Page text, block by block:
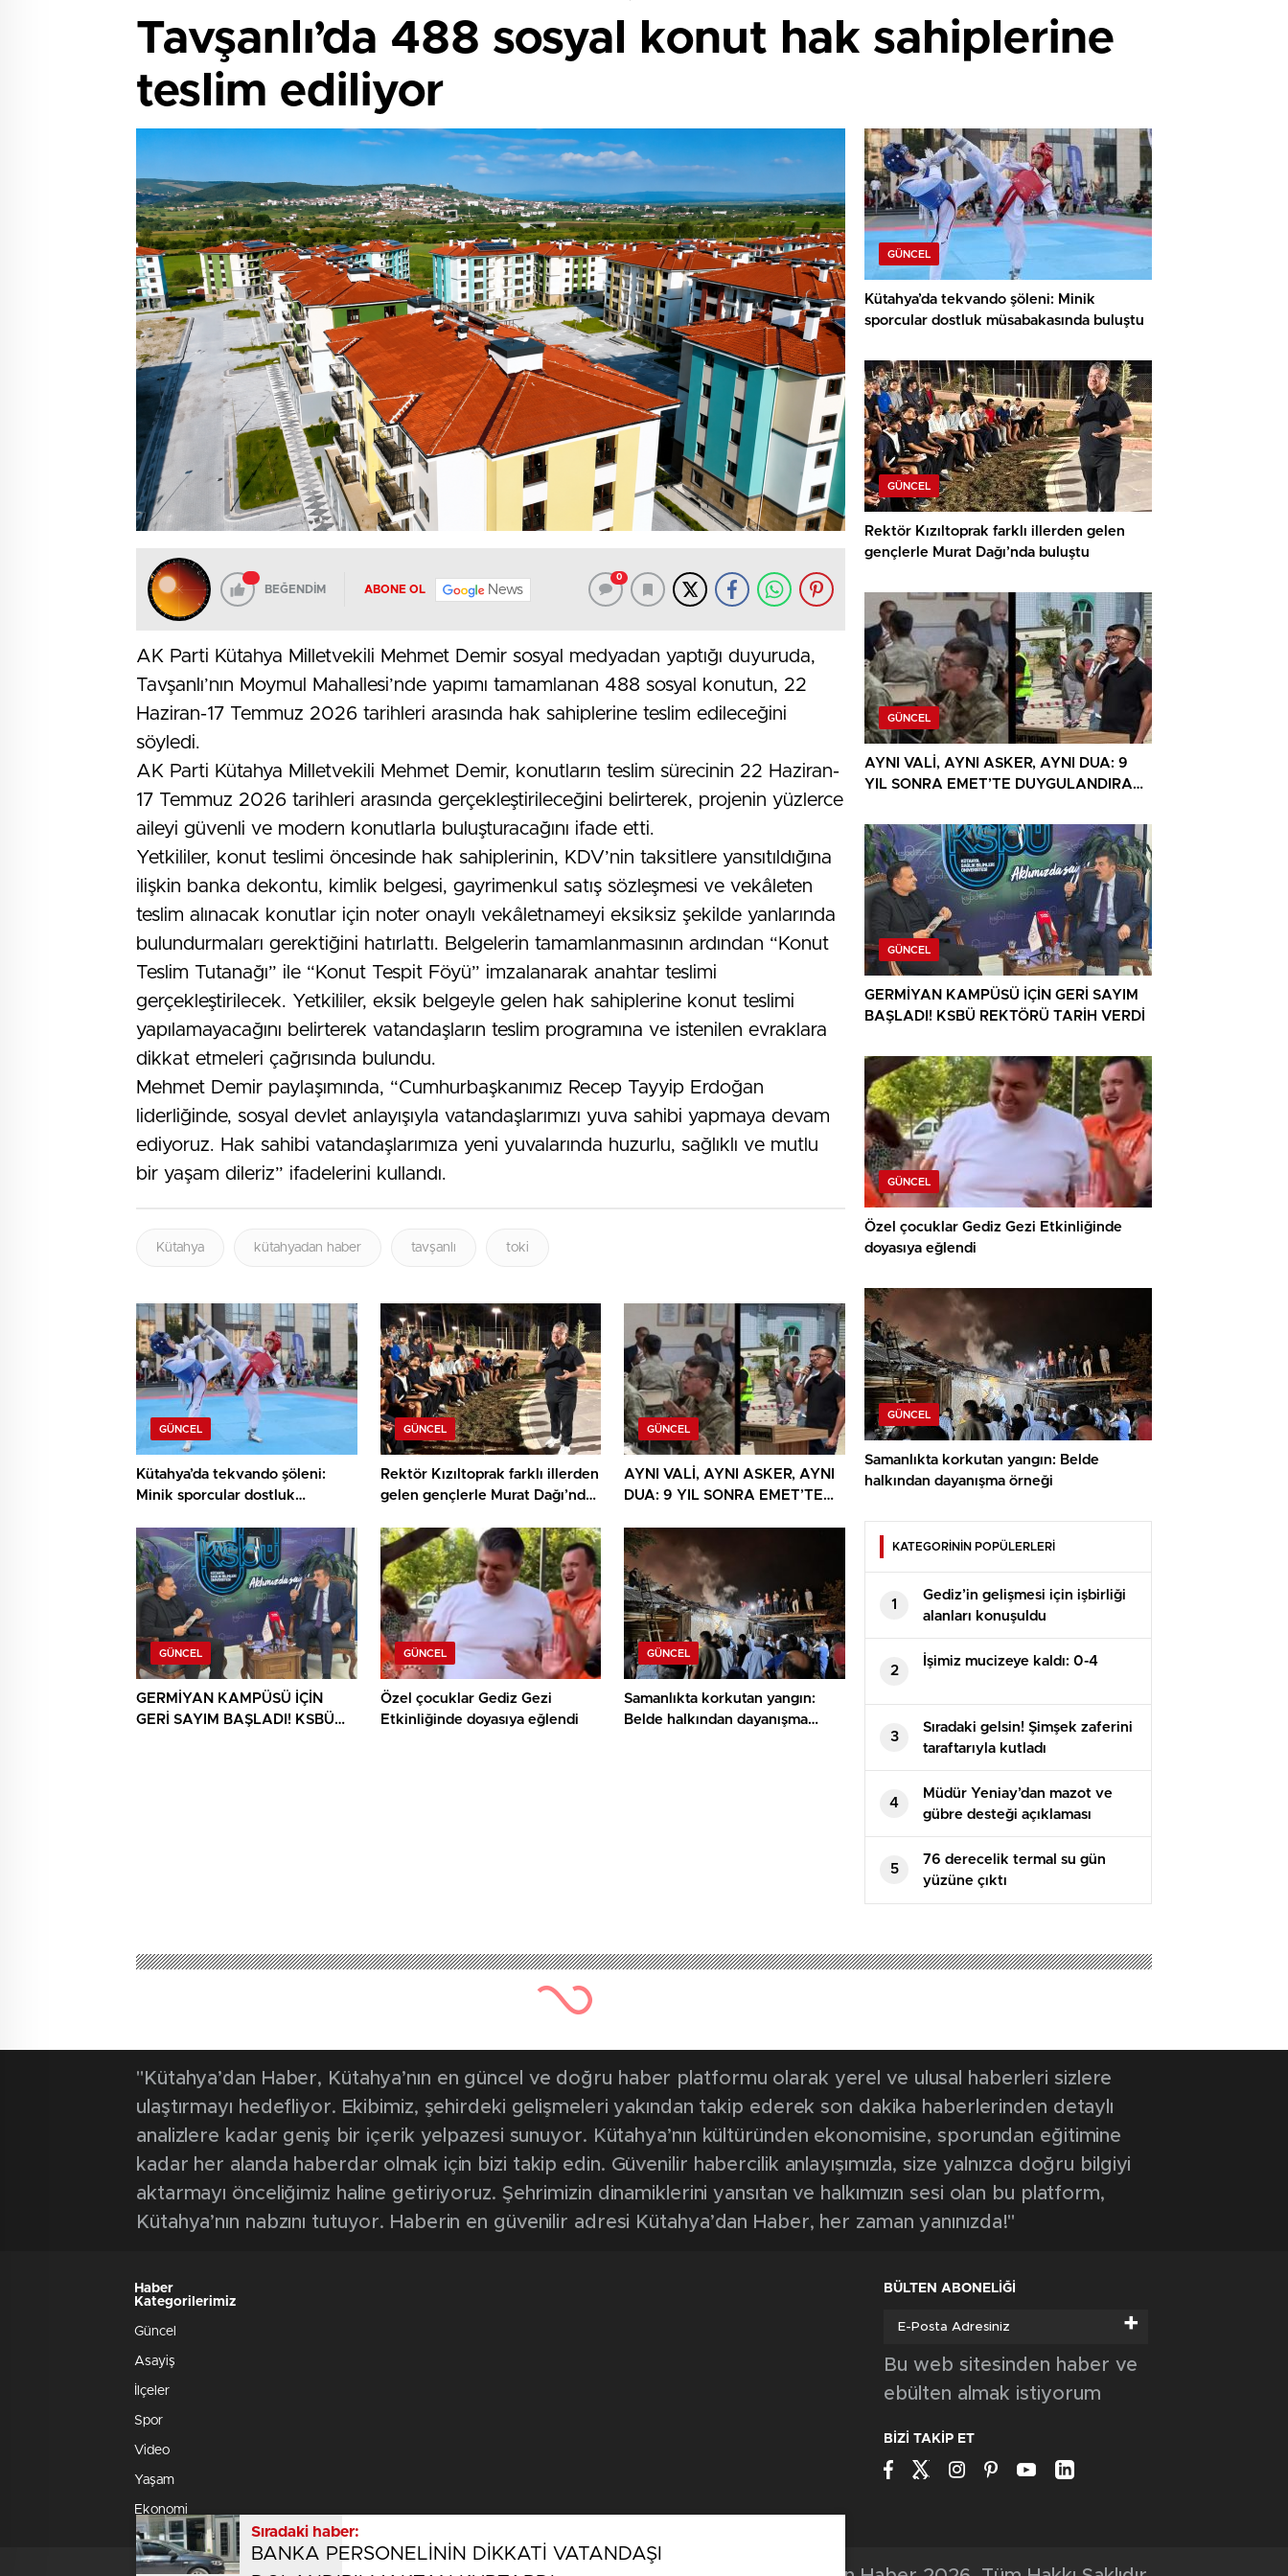
Tavşanlı’da 488 sosyal konut hak sahiplerine
teslim ediliyor
BEĞENDİM ABONE OL News
0
AK Parti Kütahya Milletvekili Mehmet Demir sosyal medyadan yaptığı duyuruda,
Tavşanlı’nın Moymul Mahallesi’nde yapımı tamamlanan 488 sosyal konutun, 22
Haziran-17 Temmuz 2026 tarihleri arasında hak sahiplerine teslim edileceğini
söyledi.
AK Parti Kütahya Milletvekili Mehmet Demir, konutların teslim sürecinin 22 Haziran-
17 Temmuz 2026 tarihleri arasında gerçekleştirileceğini belirterek, projenin yüzlerce
aileyi güvenli ve modern konutlarla buluşturacağını ifade etti.
Yetkililer, konut teslimi öncesinde hak sahiplerinin, KDV’nin taksitlere yansıtıldığına
ilişkin banka dekontu, kimlik belgesi, gayrimenkul satış sözleşmesi ve vekâleten
teslim alınacak konutlar için noter onaylı vekâletnameyi eksiksiz şekilde yanlarında
bulundurmaları gerektiğini hatırlattı. Belgelerin tamamlanmasının ardından “Konut
Teslim Tutanağı” ile “Konut Tespit Föyü” imzalanarak anahtar teslimi
gerçekleştirilecek. Yetkililer, eksik belgeyle gelen hak sahiplerine konut teslimi
yapılamayacağını belirterek vatandaşların teslim programına ve istenilen evraklara
dikkat etmeleri çağrısında bulundu.
Mehmet Demir paylaşımında, “Cumhurbaşkanımız Recep Tayyip Erdoğan
liderliğinde, sosyal devlet anlayışıyla vatandaşlarımızı yuva sahibi yapmaya devam
ediyoruz. Hak sahibi vatandaşlarımıza yeni yuvalarında huzurlu, sağlıklı ve mutlu
bir yaşam dileriz” ifadelerini kullandı.
Kütahya kütahyadan haber tavşanlı toki
GÜNCEL
Kütahya’da tekvando şöleni:
Minik sporcular dostluk
GÜNCEL
Rektör Kızıltoprak farklı illerden
gelen gençlerle Murat Dağı’nda
GÜNCEL
AYNI VALİ, AYNI ASKER, AYNI
DUA: 9 YIL SONRA EMET’TE
GÜNCEL
GERMİYAN KAMPÜSÜ İÇİN
GERİ SAYIM BAŞLADI! KSBÜ
GÜNCEL
Özel çocuklar Gediz Gezi
Etkinliğinde doyasıya eğlendi
GÜNCEL
Samanlıkta korkutan yangın:
Belde halkından dayanışma
Sıradaki haber:
BANKA PERSONELİNİN DİKKATİ VATANDAŞI
GÜNCEL
Kütahya’da tekvando şöleni: Minik
sporcular dostluk müsabakasında buluştu
GÜNCEL
Rektör Kızıltoprak farklı illerden gelen
gençlerle Murat Dağı’nda buluştu
GÜNCEL
AYNI VALİ, AYNI ASKER, AYNI DUA: 9
YIL SONRA EMET’TE DUYGULANDIRAN
GÜNCEL
GERMİYAN KAMPÜSÜ İÇİN GERİ SAYIM
BAŞLADI! KSBÜ REKTÖRÜ TARİH VERDİ
GÜNCEL
Özel çocuklar Gediz Gezi Etkinliğinde
doyasıya eğlendi
GÜNCEL
Samanlıkta korkutan yangın: Belde
halkından dayanışma örneği
KATEGORİNİN POPÜLERLERİ
1
Gediz’in gelişmesi için işbirliği
alanları konuşuldu
2
İşimiz mucizeye kaldı: 0-4
3
Sıradaki gelsin! Şimşek zaferini
taraftarıyla kutladı
4
Müdür Yeniay’dan mazot ve
gübre desteği açıklaması
5
76 derecelik termal su gün
yüzüne çıktı
"Kütahya’dan Haber, Kütahya’nın en güncel ve doğru haber platformu olarak yerel ve ulusal haberleri sizlere
ulaştırmayı hedefliyor. Ekibimiz, şehirdeki gelişmeleri yakından takip ederek son dakika haberlerinden detaylı
analizlere kadar geniş bir içerik yelpazesi sunuyor. Kütahya’nın kültüründen ekonomisine, sporundan eğitimine
kadar her alanda haberdar olmak için bizi takip edin. Güvenilir habercilik anlayışımızla, size yalnızca doğru bilgiyi
aktarmayı önceliğimiz haline getiriyoruz. Şehrimizin dinamiklerini yansıtan ve halkımızın sesi olan bu platform,
Kütahya’nın nabzını tutuyor. Haberin en güvenilir adresi Kütahya’dan Haber, her zaman yanınızda!"
Haber
Kategorilerimiz
Güncel
Asayiş
İlçeler
Spor
Video
Yaşam
Ekonomi
BÜLTEN ABONELİĞİ
+
Bu web sitesinden haber ve
ebülten almak istiyorum
BİZİ TAKİP ET